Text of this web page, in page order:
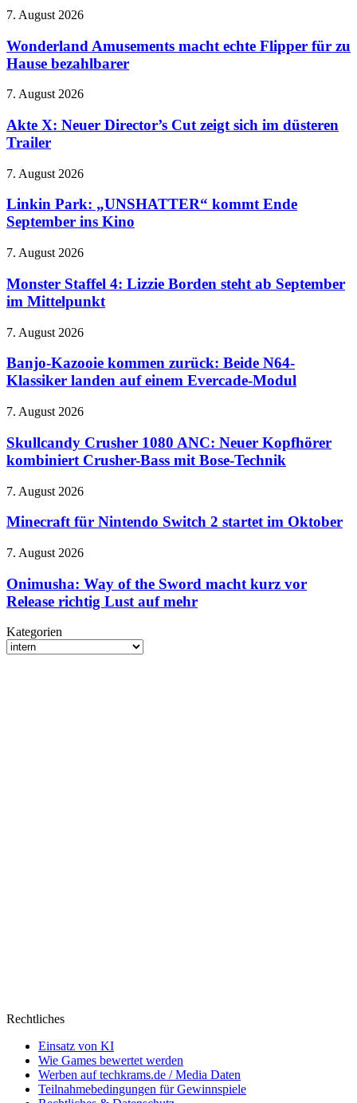
–
randaliert
wieder
im
zieht
Spin-
off
Stecker
Wonderland
macht
echte
Flipper
zu
bezahlbarer
7. August 2026
Wonderland Amusements macht echte Flipper für zu
Hause bezahlbarer
Akte
Neuer
Director’s
Cut
sich
düsteren
Trailer
7. August 2026
Akte X: Neuer Director’s Cut zeigt sich im düsteren
Trailer
Linkin
„UNSHATTER“
kommt
Ende
ins
7. August 2026
Linkin Park: „UNSHATTER“ kommt Ende
September ins Kino
Monster
4:
Lizzie
Borden
ab
im
Mittelpunkt
7. August 2026
Monster Staffel 4: Lizzie Borden steht ab September
im Mittelpunkt
Banjo-
kommen
zurück:
Beide
Klassiker
auf
einem
Modul
7. August 2026
Banjo-Kazooie kommen zurück: Beide N64-
Klassiker landen auf einem Evercade-Modul
Skullcandy
1080
ANC:
Neuer
kombiniert
Bass
Bose-
7. August 2026
Skullcandy Crusher 1080 ANC: Neuer Kopfhörer
kombiniert Crusher-Bass mit Bose-Technik
Minecraft
Nintendo
2
startet
im
Oktober
7. August 2026
Minecraft für Nintendo Switch 2 startet im Oktober
Onimusha:
of
the
Sword
kurz
vor
7. August 2026
Onimusha: Way of the Sword macht kurz vor
Release richtig Lust auf mehr
Kategorien
Kategorien
Rechtliches
Einsatz von KI
Wie Games bewertet werden
Werben auf techkrams.de / Media Daten
Teilnahmebedingungen für Gewinnspiele